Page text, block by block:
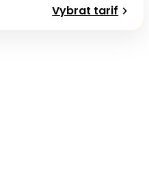
Vybrat tarif